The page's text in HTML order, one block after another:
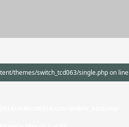
themes/switch_tcd063/single.php on line